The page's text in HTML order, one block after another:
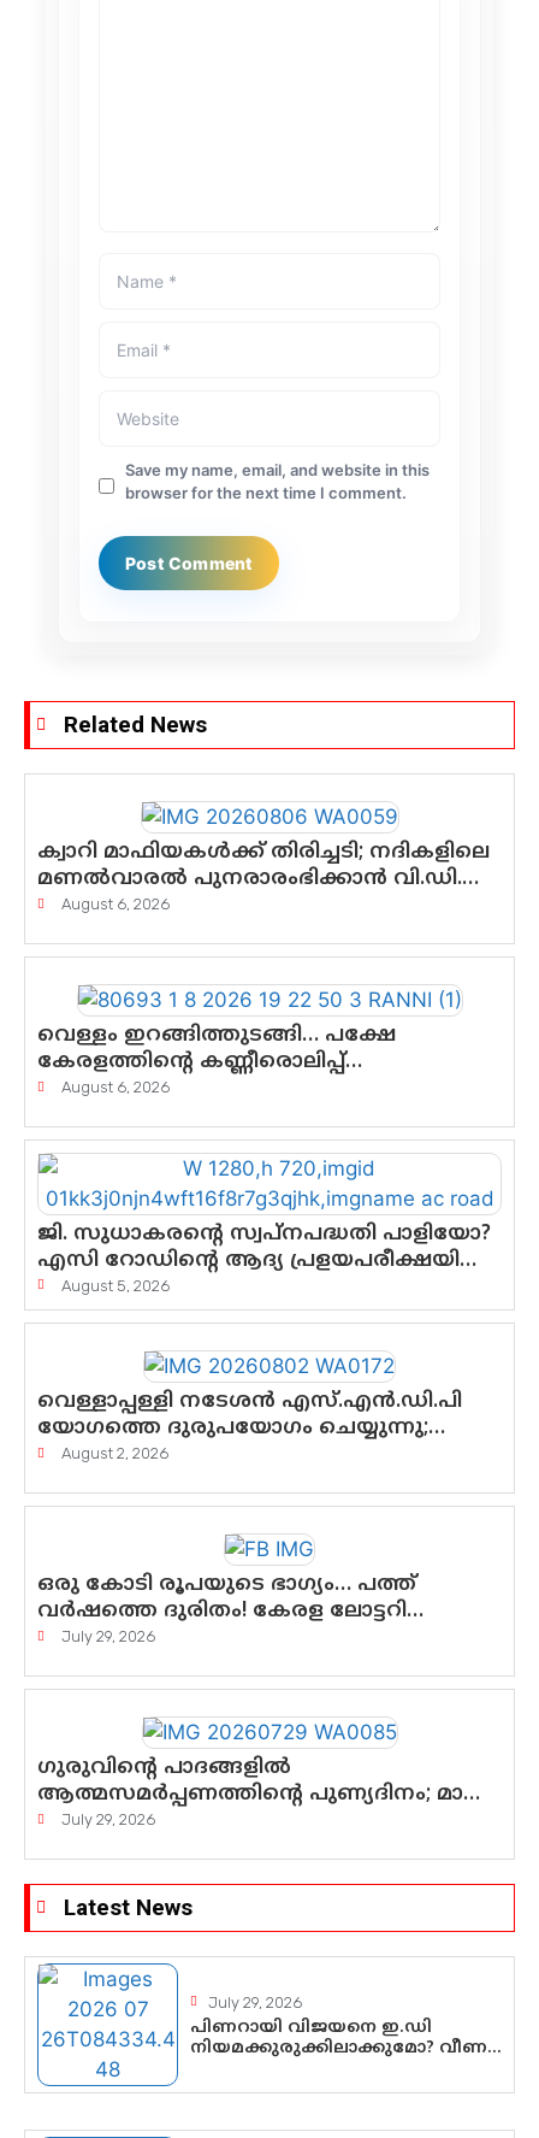
Save my name, email, and website in this
browser for the next time I comment.
Related News
ക്വാറി മാഫിയകൾക്ക് തിരിച്ചടി; നദികളിലെ
മണൽവാരൽ പുനരാരംഭിക്കാൻ വി.ഡി.
സർക്കാർ തീരുമാനം
August 6, 2026
വെള്ളം ഇറങ്ങിത്തുടങ്ങി… പക്ഷേ
കേരളത്തിന്റെ കണ്ണീരൊലിപ്പ്
എന്നവസാനിക്കും?
August 6, 2026
ജി. സുധാകരന്റെ സ്വപ്നപദ്ധതി പാളിയോ?
എസി റോഡിന്റെ ആദ്യ പ്രളയപരീക്ഷയിൽ
ഉയരുന്നത് ഗുരുതര ചോദ്യങ്ങൾ
August 5, 2026
വെള്ളാപ്പള്ളി നടേശൻ എസ്.എൻ.ഡി.പി
യോഗത്തെ ദുരുപയോഗം ചെയ്യുന്നു;
ശ്രീനാരായണ പ്രസ്ഥാനത്തെ
ഗോപാലൻ
August 2, 2026
ഒരു കോടി രൂപയുടെ ഭാഗ്യം… പത്ത്
വർഷത്തെ ദുരിതം! കേരള ലോട്ടറി
സംവിധാനത്തെ ചോദ്യം ചെയ്ത്
July 29, 2026
ഗുരുവിന്റെ പാദങ്ങളിൽ
ആത്മസമർപ്പണത്തിന്റെ പുണ്യദിനം; മാതാ
അമൃതാനന്ദമയി മഠത്തിൽ
July 29, 2026
Latest News
July 29, 2026
പിണറായി വിജയനെ ഇ.ഡി
നിയമക്കുരുക്കിലാക്കുമോ? വീണ
കർത്തയുടെ മൊഴി നിർണായക